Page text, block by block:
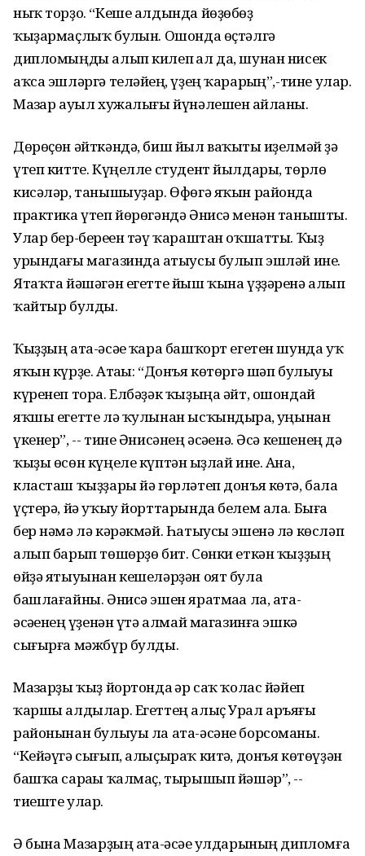
ныҡ торҙо. “Кеше алдында йөҙөбөҙ
ҡыҙармаҫлыҡ булһын. Ошонда өҫтәлгә
дипломыңды алып килеп һал да, шунан нисек
аҡса эшләргә теләйһең, үҙең ҡарарһың”,-тине улар.
Мазһар ауыл хужалығы йүнәлешен һайланы.
Дөрөҫөн әйткәндә, биш йыл ваҡыты һиҙелмәй ҙә
үтеп китте. Күңелле студент йылдары, төрлө
кисәләр, танышыуҙар. Өфөгә яҡын районда
практика үтеп йөрөгәндә Әнисә менән танышты.
Улар бер-береһен тәү ҡараштан оҡшатты. Ҡыҙ
урындағы магазинда һатыусы булып эшләй ине.
Ятаҡта йәшәгән егетте йыш ҡына үҙҙәренә алып
ҡайтыр булды.
Ҡыҙҙың ата-әсәһе ҡара башҡорт егетен шунда уҡ
яҡын күрҙе. Атаһы: “Донъя көтөргә шәп булыуы
күренеп тора. Елбәҙәк ҡыҙыңа әйт, ошондай
яҡшы егетте лә ҡулынан ысҡындырһа, һуңынан
үкенер”, -- тине Әнисәнең әсәһенә. Әсә кешенең дә
ҡыҙы өсөн күңеле күптән һыҙлай ине. Ана,
класташ ҡыҙҙары йә гөрләтеп донъя көтә, бала
үҫтерә, йә уҡыу йорттарында белем ала. Быға
бер нәмә лә кәрәкмәй. Һатыусы эшенә лә көсләп
алып барып төшөрҙө бит. Сөнки еткән ҡыҙҙың
өйҙә ятыуынан кешеләрҙән оят була
башлағайны. Әнисә эшен яратмаһа ла, ата-
әсәһенең һүҙенән үтә алмай магазинға эшкә
сығырға мәжбүр булды.
Мазһарҙы ҡыҙ йортонда һәр саҡ ҡолас йәйеп
ҡаршы алдылар. Егеттең алыҫ Урал аръяғы
районынан булыуы ла ата-әсәне борсоманы.
“Кейәүгә сығып, алыҫыраҡ китһә, донъя көтөүҙән
башҡа сараһы ҡалмаҫ, тырышып йәшәр”, --
тиеште улар.
Ә бына Мазһарҙың ата-әсәһе улдарының дипломға